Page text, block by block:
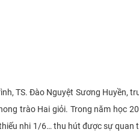
TS. Đào Nguyệt Sương Huyền,
trào Hai giỏi. Trong năm học
nhi 1/6… thu hút được sự quan